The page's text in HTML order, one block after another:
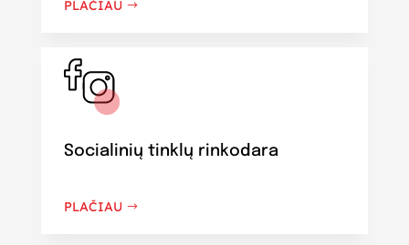
PLAČIAU
Socialinių tinklų rinkodara
PLAČIAU